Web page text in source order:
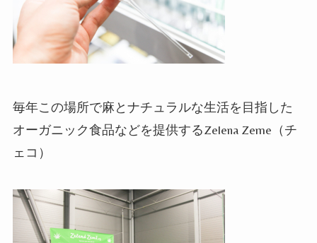
毎年この場所で麻とナチュラルな生活を目指した
オーガニック食品などを提供するZelena Zeme （チ
ェコ）